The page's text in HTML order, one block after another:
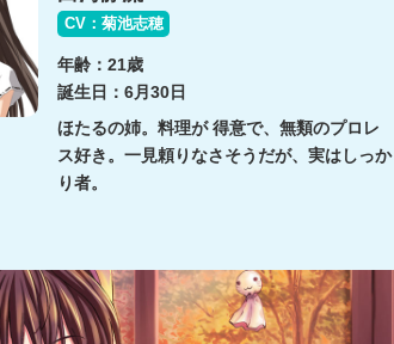
CV：菊池志穂
年齢：21歳
誕生日：6月30日
ほたるの姉。料理が 得意で、無類のプロレ
ス好き。一見頼りなさそうだが、実はしっか
り者。